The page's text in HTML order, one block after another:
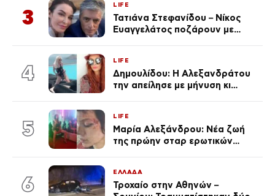
3
LIFE
Τατιάνα Στεφανίδου – Νίκος
Ευαγγελάτος ποζάρουν με
4
LIFE
Δημουλίδου: Η Αλεξανδράτου
την απείλησε με μήνυση κι
ποια είσαι σοκαρίστικα»
5
LIFE
Μαρία Αλεξάνδρου: Νέα ζωή
της πρώην σταρ ερωτικών
(Φωτογραφίες)
6
ΕΛΛΑΔΑ
Τροχαίο στην Αθηνών –